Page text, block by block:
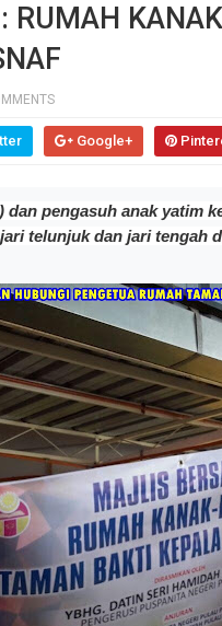
RUMAH
Google+
dan pengasuh anak yatim
telunjuk dan jari tengah